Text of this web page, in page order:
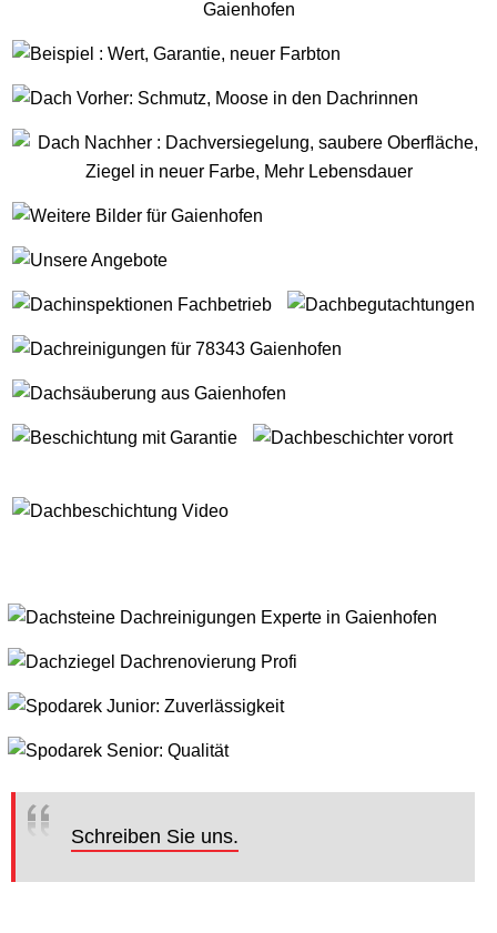
Schreiben Sie uns.